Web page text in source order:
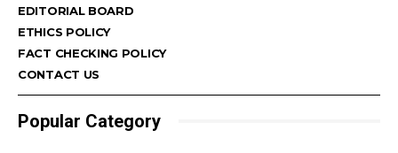
EDITORIAL BOARD
ETHICS POLICY
FACT CHECKING POLICY
CONTACT US
Popular Category